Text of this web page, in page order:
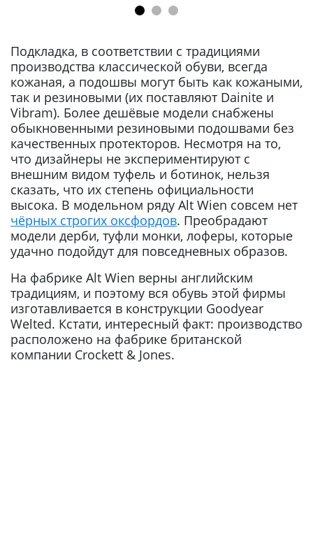
Подкладка, в соответствии с традициями
производства классической обуви, всегда
кожаная, а подошвы могут быть как кожаными,
так и резиновыми (их поставляют Dainite и
Vibram). Более дешёвые модели снабжены
обыкновенными резиновыми подошвами без
качественных протекторов. Несмотря на то,
что дизайнеры не экспериментируют с
внешним видом туфель и ботинок, нельзя
сказать, что их степень официальности
высока. В модельном ряду Alt Wien совсем нет
чёрных строгих оксфордов. Преобрадают
модели дерби, туфли монки, лоферы, которые
удачно подойдут для повседневных образов.
На фабрике Alt Wien верны английским
традициям, и поэтому вся обувь этой фирмы
изготавливается в конструкции Goodyear
Welted. Кстати, интересный факт: производство
расположено на фабрике британской
компании Crockett & Jones.